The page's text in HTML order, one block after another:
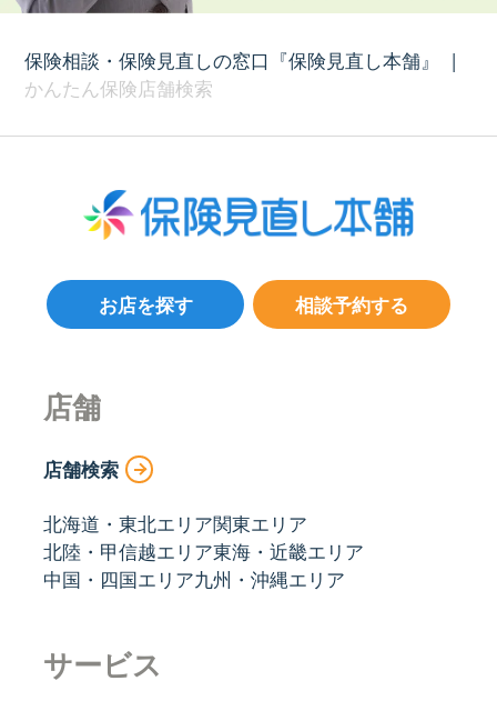
保険相談・保険見直しの窓口『保険見直し本舗』
|
かんたん保険店舗検索
相談予約する
お店を探す
店舗
店舗検索
北海道・東北エリア関東エリア
北陸・甲信越エリア東海・近畿エリア
中国・四国エリア九州・沖縄エリア
サービス